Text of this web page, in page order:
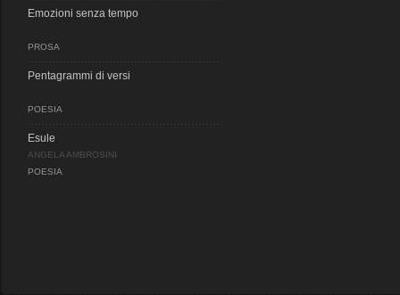
Emozioni senza tempo
PROSA
Pentagrammi di versi
POESIA
Esule
ANGELA AMBROSINI
POESIA